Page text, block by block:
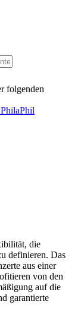
folgenden
PhilaPhil
die
definieren. Das
aus einer
von den
auf die
garantierte